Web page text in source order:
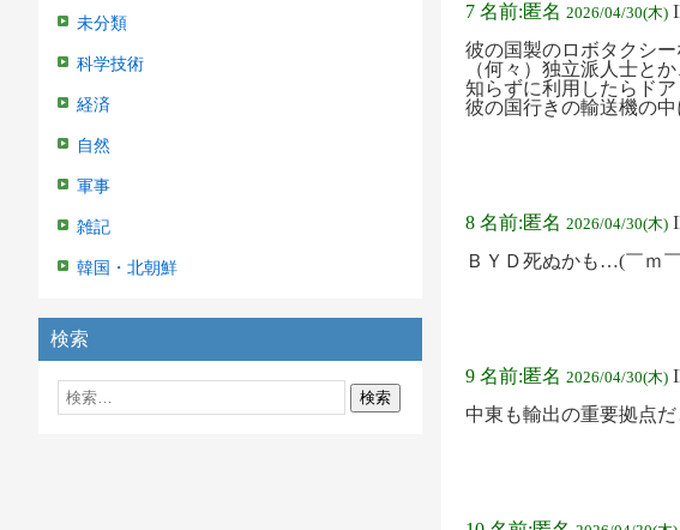
未分類
科学技術
経済
自然
軍事
雑記
韓国・北朝鮮
検索
7 名前:匿名 2026/04/30(木)
彼の国製のロボタクシー
（何々）独立派人士と
知らずに利用したらド
彼の国行きの輸送機の
8 名前:匿名 2026/04/30(木)
ＢＹＤ死ぬかも…(￣ｍ
9 名前:匿名 2026/04/30(木)
中東も輸出の重要拠点